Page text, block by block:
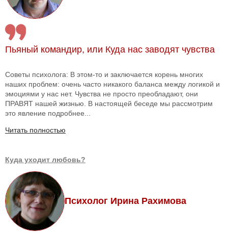
Пьяный командир, или Куда нас заводят чувства
Советы психолога: В этом-то и заключается корень многих
наших проблем: очень часто никакого баланса между логикой и
эмоциями у нас нет. Чувства не просто преобладают, они
ПРАВЯТ нашей жизнью. В настоящей беседе мы рассмотрим
это явление подробнее...
Читать полностью
Куда уходит любовь?
Психолог Ирина Рахимова